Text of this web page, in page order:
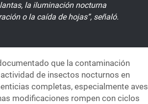
la iluminación nocturna
o la caída de hojas”, señaló.
que la contaminación
de insectos nocturnos en
completas, especialmente aves
modificaciones rompen con ciclos